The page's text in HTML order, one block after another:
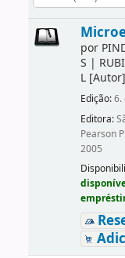
por
S |
L[Autor]
Edição:6.
Editora:
Pearson
2005